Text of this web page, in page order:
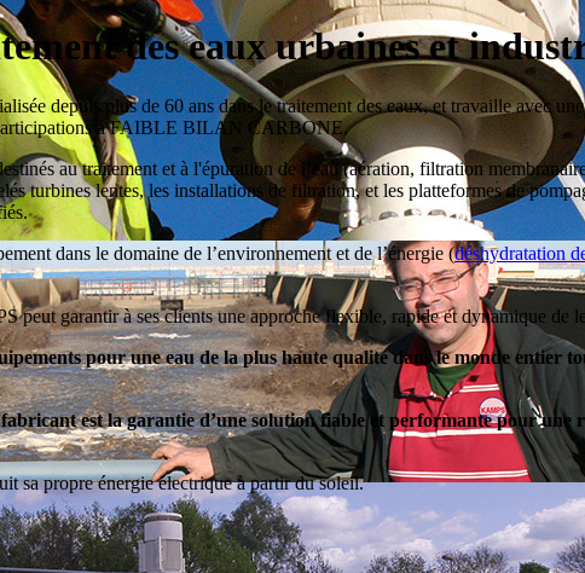
des eaux urbaines et
depuis plus de 60 ans dans le traitement des eaux, et travaille avec
à FAIBLE BILAN CARBONE.
au traitement et à l'épuration de l’eau (aération, filtration
turbines lentes, les installations de filtration, et les platteformes de
dans le domaine de l’environnement et de l’énergie (déshydratation
peut garantir à ses clients une approche flexible, rapide et dynamique de
pour une eau de la plus haute qualité dans le monde entier
est la garantie d’une solution fiable et performante pour une
sa propre énergie électrique à partir du soleil.